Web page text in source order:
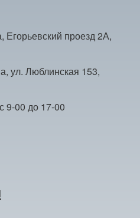
проезд 2А,
ул. Люблинская 153,
9-00 до 17-00